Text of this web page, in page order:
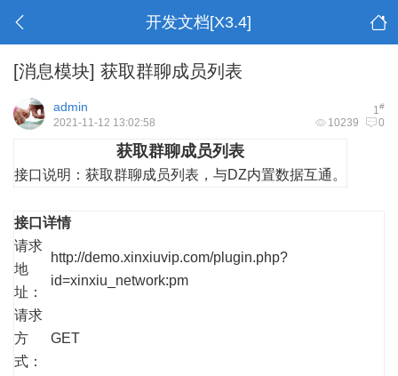
开发文档[X3.4]
[消息模块] 获取群聊成员列表
1#
admin
10239 0
2021-11-12 13:02:58
获取群聊成员列表
接口说明： 获取群聊成员列表，与DZ内置数据互通。
接口详情
请求
地
址：
http://demo.xinxiuvip.com/plugin.php?
id=xinxiu_network:pm
请求
方
式：
GET